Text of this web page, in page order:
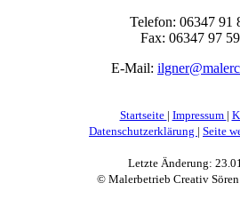
Telefon: 06347 91
Fax: 06347 97
E-Mail:
Startseite | Impressum |
Datenschutzerklärung | Seite
Letzte Änderung:
© Malerbetrieb Creativ